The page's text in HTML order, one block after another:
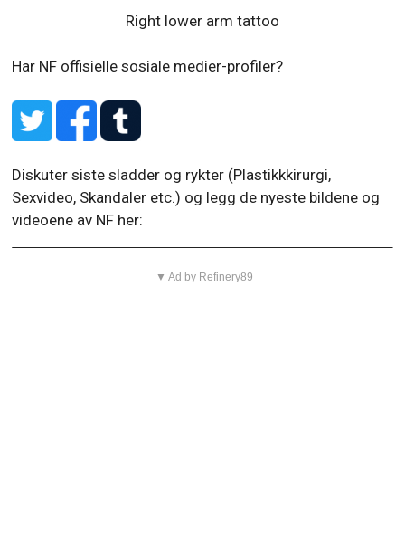
Right lower arm tattoo
Har NF offisielle sosiale medier-profiler?
Diskuter siste sladder og rykter (Plastikkkirurgi,
Sexvideo, Skandaler etc.) og legg de nyeste bildene og
videoene av NF her:
▼ Ad by Refinery89